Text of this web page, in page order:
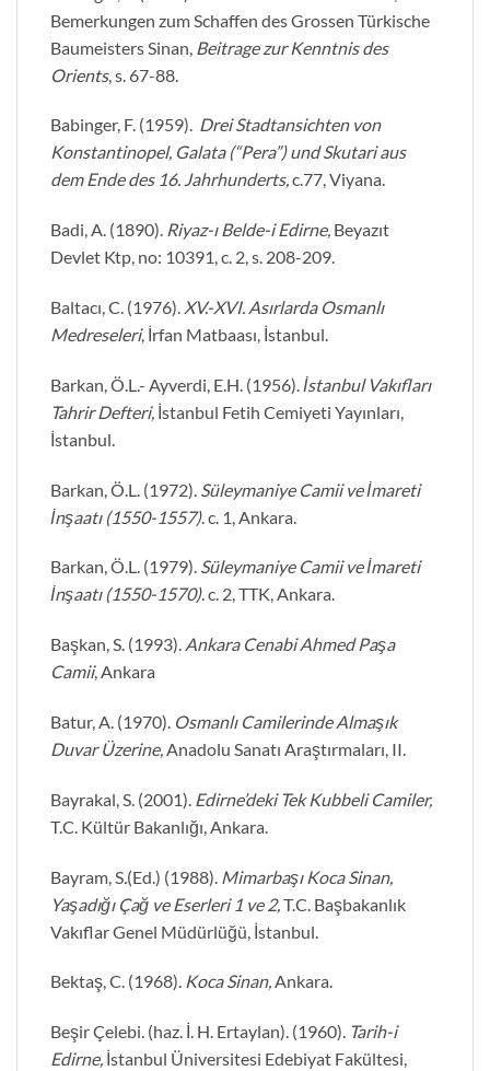
Bemerkungen zum Schaffen des Grossen Türkische
Baumeisters Sinan, Beitrage zur Kenntnis des
Orients, s. 67-88.
Babinger, F. (1959). Drei Stadtansichten von
Konstantinopel, Galata (“Pera”) und Skutari aus
dem Ende des 16. Jahrhunderts,c.77, Viyana.
Badi, A. (1890). Riyaz-ı Belde-i Edirne, Beyazıt
Devlet Ktp, no: 10391, c. 2, s. 208-209.
Baltacı, C. (1976). XV.-XVI. Asırlarda Osmanlı
Medreseleri, İrfan Matbaası, İstanbul.
Barkan, Ö.L.- Ayverdi, E.H. (1956).İstanbul Vakıfları
Tahrir Defteri,İstanbul Fetih Cemiyeti Yayınları,
İstanbul.
Barkan, Ö.L. (1972). Süleymaniye Camii ve İmareti
İnşaatı (1550-1557). c. 1, Ankara.
Barkan, Ö.L. (1979). Süleymaniye Camii ve İmareti
İnşaatı (1550-1570). c. 2, TTK, Ankara.
Başkan, S. (1993).Ankara Cenabi Ahmed Paşa
Camii, Ankara
Batur, A. (1970).Osmanlı Camilerinde Almaşık
Duvar Üzerine,Anadolu Sanatı Araştırmaları, II.
Bayrakal, S. (2001). Edirne’deki Tek Kubbeli Camiler,
T.C. Kültür Bakanlığı, Ankara.
Bayram, S. (Ed.) (1988). Mimarbaşı Koca Sinan,
Yaşadığı Çağ ve Eserleri 1 ve 2, T.C. Başbakanlık
Vakıflar Genel Müdürlüğü, İstanbul.
Bektaş, C. (1968). Koca Sinan,Ankara.
Beşir Çelebi. (haz. İ. H. Ertaylan). (1960). Tarih-i
Edirne, İstanbul Üniversitesi Edebiyat Fakültesi,